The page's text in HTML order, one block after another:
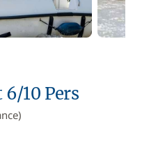
10 Pers